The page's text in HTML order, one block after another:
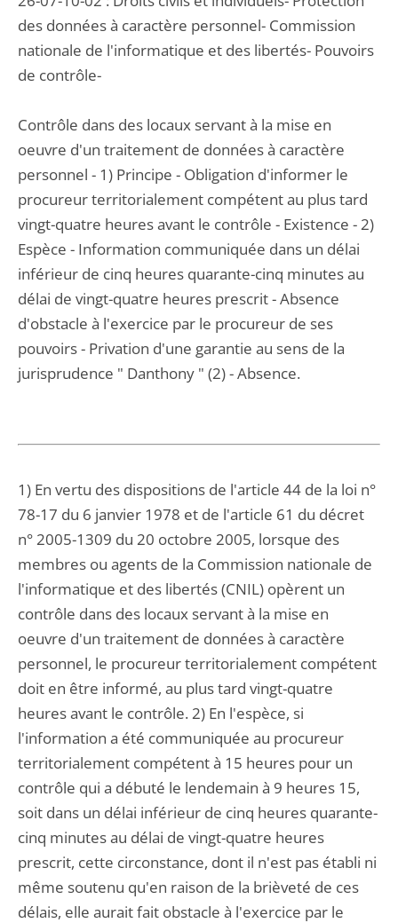
des données à caractère personnel- Commission
nationale de l'informatique et des libertés- Pouvoirs
de contrôle-
Contrôle dans des locaux servant à la mise en
oeuvre d'un traitement de données à caractère
personnel - 1) Principe - Obligation d'informer le
procureur territorialement compétent au plus tard
vingt-quatre heures avant le contrôle - Existence - 2)
Espèce - Information communiquée dans un délai
inférieur de cinq heures quarante-cinq minutes au
délai de vingt-quatre heures prescrit - Absence
d'obstacle à l'exercice par le procureur de ses
pouvoirs - Privation d'une garantie au sens de la
jurisprudence " Danthony " (2) - Absence.
1) En vertu des dispositions de l'article 44 de la loi n°
78-17 du 6 janvier 1978 et de l'article 61 du décret
n° 2005-1309 du 20 octobre 2005, lorsque des
membres ou agents de la Commission nationale de
l'informatique et des libertés (CNIL) opèrent un
contrôle dans des locaux servant à la mise en
oeuvre d'un traitement de données à caractère
personnel, le procureur territorialement compétent
doit en être informé, au plus tard vingt-quatre
heures avant le contrôle. 2) En l'espèce, si
l'information a été communiquée au procureur
territorialement compétent à 15 heures pour un
contrôle qui a débuté le lendemain à 9 heures 15,
soit dans un délai inférieur de cinq heures quarante-
cinq minutes au délai de vingt-quatre heures
prescrit, cette circonstance, dont il n'est pas établi ni
même soutenu qu'en raison de la brièveté de ces
délais, elle aurait fait obstacle à l'exercice par le